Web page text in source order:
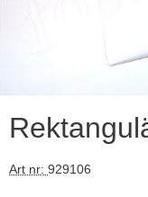
Art nr: 929106